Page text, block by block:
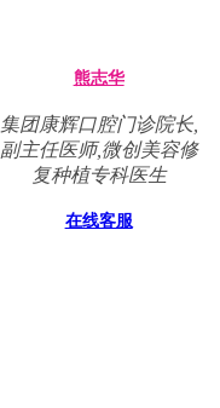
熊志华
集团康辉口腔门诊院长,
副主任医师,微创美容修
复种植专科医生
在线客服